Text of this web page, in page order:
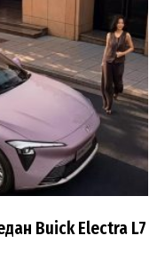
Buick Electra L7